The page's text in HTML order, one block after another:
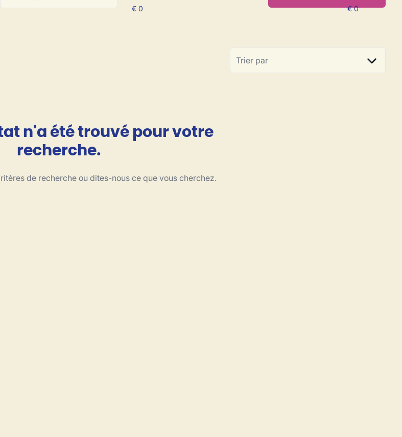
Trier par
n'a été trouvé pour votre
recherche.
de recherche ou dites-nous ce que vous cherchez.